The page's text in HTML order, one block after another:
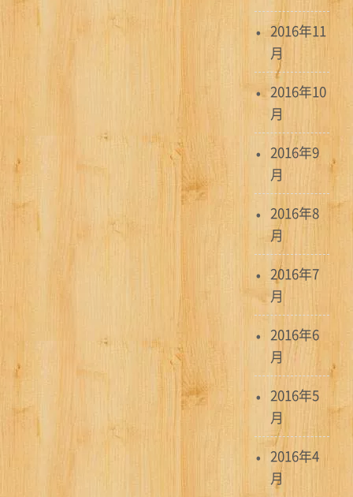
2016年11
月
2016年10
月
2016年9
月
2016年8
月
2016年7
月
2016年6
月
2016年5
月
2016年4
月